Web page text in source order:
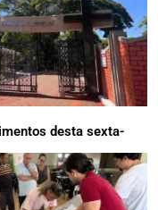
desta sexta-